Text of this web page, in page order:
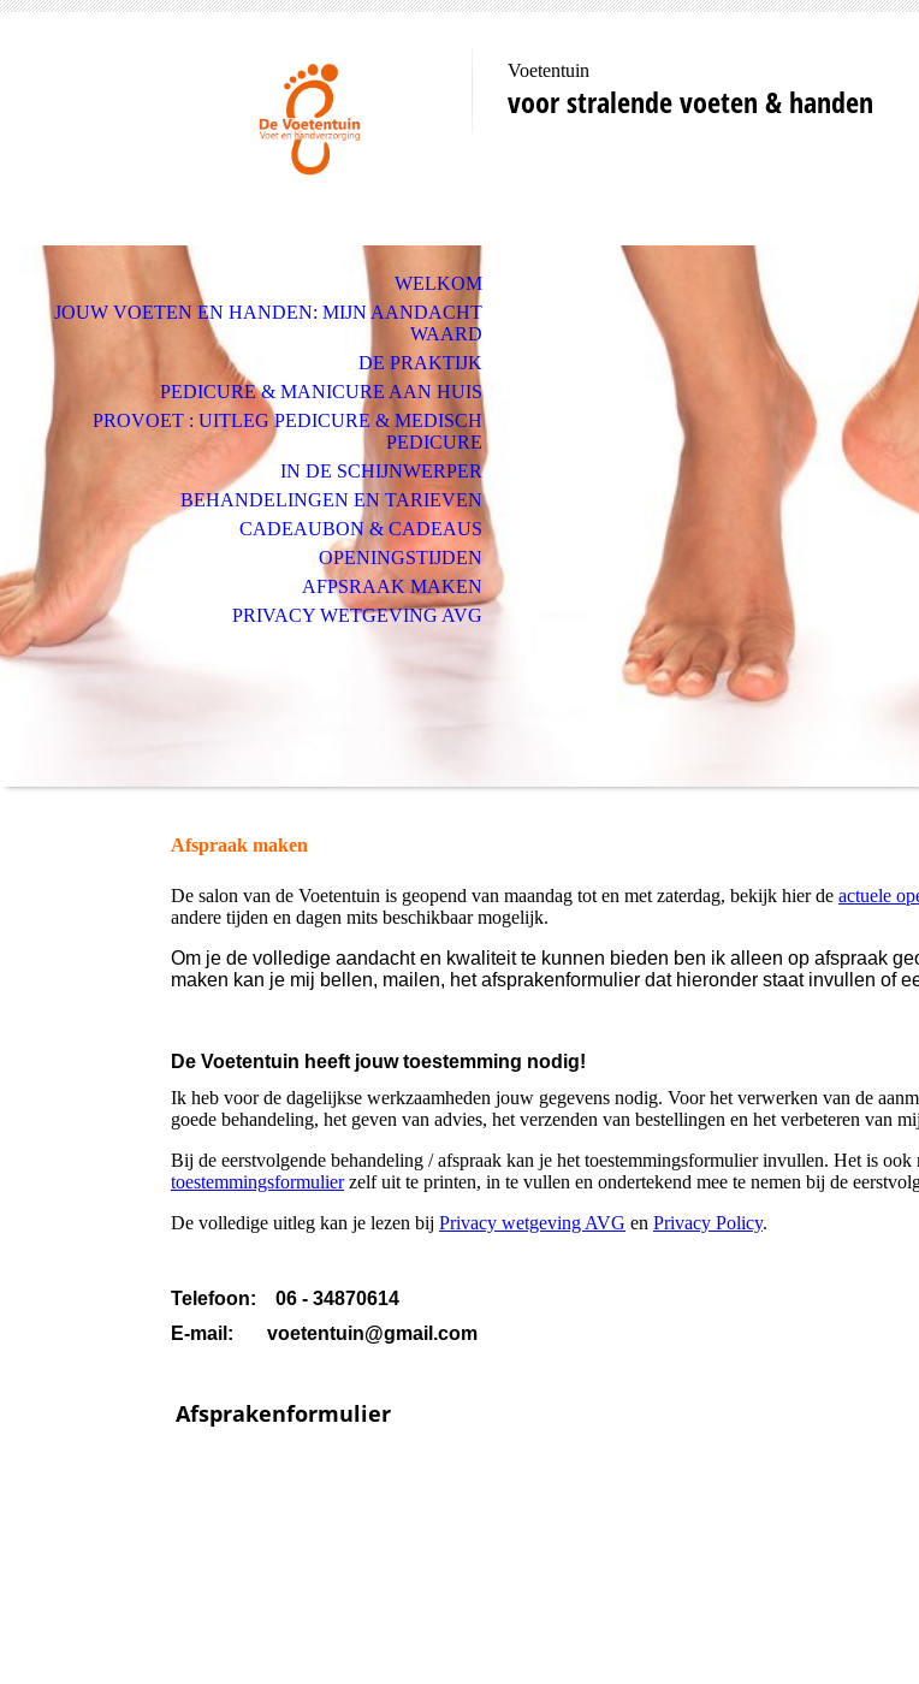
Voetentuin
voor stralende voeten & handen
WELKOM
JOUW VOETEN EN HANDEN: MIJN AANDACHT
WAARD
DE PRAKTIJK
PEDICURE & MANICURE AAN HUIS
PROVOET : UITLEG PEDICURE & MEDISCH
PEDICURE
IN DE SCHIJNWERPER
BEHANDELINGEN EN TARIEVEN
CADEAUBON & CADEAUS
OPENINGSTIJDEN
AFPSRAAK MAKEN
PRIVACY WETGEVING AVG
Afspraak maken
De salon van de Voetentuin is geopend van maandag tot en met zaterdag, bekijk hier de actuele
andere tijden en dagen mits beschikbaar mogelijk.
Om je de volledige aandacht en kwaliteit te kunnen bieden ben ik alleen op afspraak
maken kan je mij bellen, mailen, het afsprakenformulier dat hieronder staat invullen of
De Voetentuin heeft jouw toestemming nodig!
Ik heb voor de dagelijkse werkzaamheden jouw gegevens nodig. Voor het verwerken van de
goede behandeling, het geven van advies, het verzenden van bestellingen en het verbeteren van
Bij de eerstvolgende behandeling / afspraak kan je het toestemmingsformulier invullen. Het is
toestemmingsformulierzelf uit te printen, in te vullen en ondertekend mee te nemen bij de
De volledige uitleg kan je lezen bij Privacy wetgeving AVG en Privacy Policy.
Telefoon: 06 - 34870614
E-mail: voetentuin@gmail.com
Afsprakenformulier